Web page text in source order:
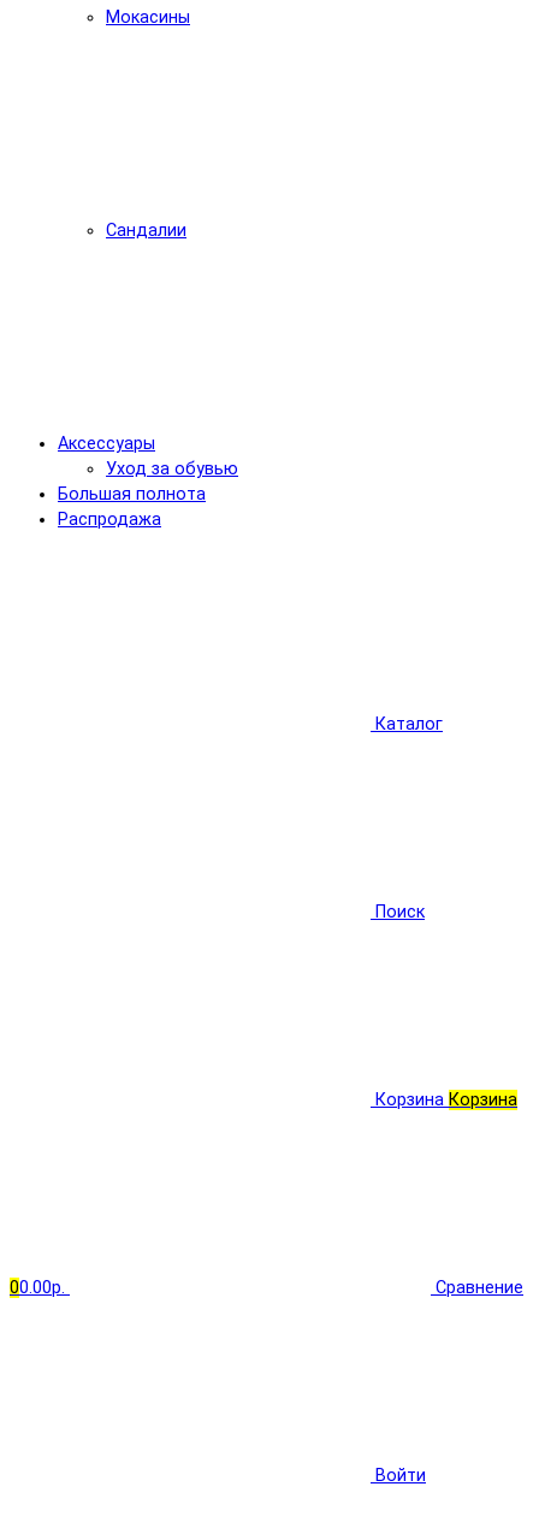
Мокасины
Сандалии
Аксессуары
Уход за обувью
Большая полнота
Распродажа
Каталог
Поиск
Корзина Корзина
00.00р. Сравнение
Войти